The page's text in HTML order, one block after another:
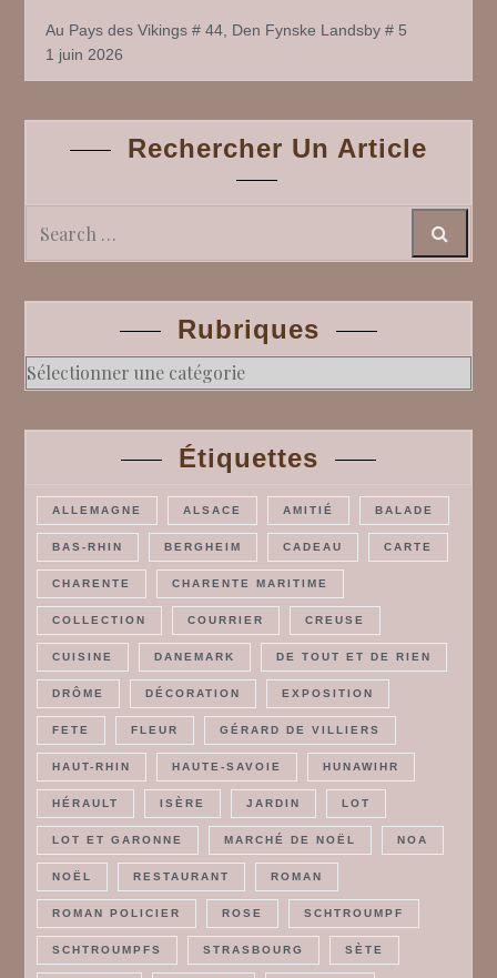
Au Pays des Vikings # 44, Den Fynske Landsby # 5
1 juin 2026
Rechercher Un Article
Rubriques
Rubriques
Étiquettes
ALLEMAGNE ALSACE AMITIÉ BALADE
BAS-RHIN BERGHEIM CADEAU CARTE
CHARENTE CHARENTE MARITIME
COLLECTION COURRIER CREUSE
CUISINE DANEMARK DE TOUT ET DE RIEN
DRÔME DÉCORATION EXPOSITION
FETE FLEUR GÉRARD DE VILLIERS
HAUT-RHIN HAUTE-SAVOIE HUNAWIHR
HÉRAULT ISÈRE JARDIN LOT
LOT ET GARONNE MARCHÉ DE NOËL NOA
NOËL RESTAURANT ROMAN
ROMAN POLICIER ROSE SCHTROUMPF
SCHTROUMPFS STRASBOURG SÈTE